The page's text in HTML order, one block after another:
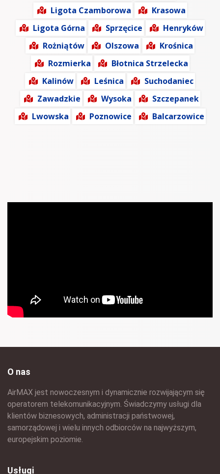
Ligota Czamborowa
Krasowa
Ligota Górna
Sprzęcice
Henryków
Rożniątów
Olszowa
Krośnica
Rozmierka
Błotnica Strzelecka
Kalinów
Leśnica
Suchodaniec
Zawadzkie
Wysoka
Szczepanek
Lwowska
Poznowice Balcarzowice
O nas
AirMAX jest nowoczesnym i dynamicznie rozwijającym się
operatorem telekomunikacyjnym. Świadczymy usługi dla
klientów biznesowych, administracji państwowej,
samorządowej i wielu innych odbiorców na najwyższym,
europejskim poziomie.
Usługi